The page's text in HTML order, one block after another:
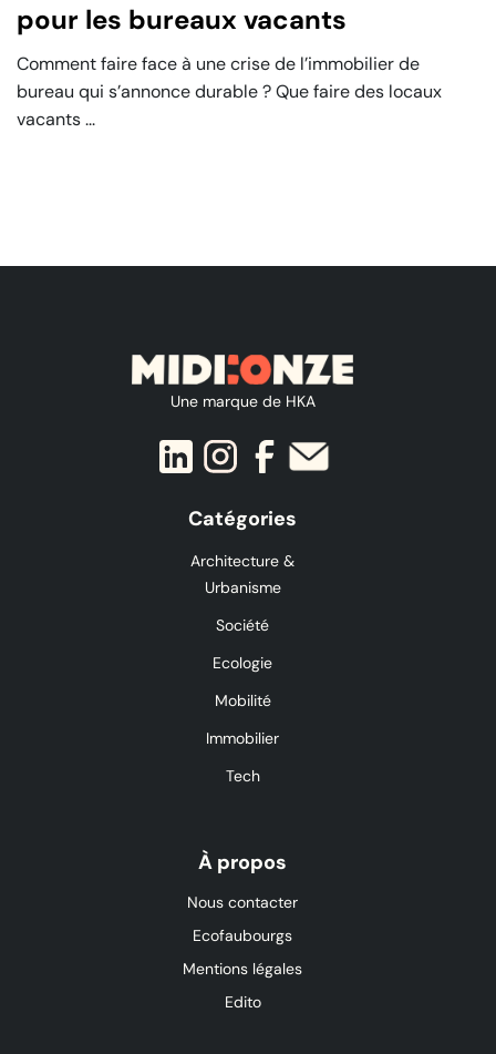
pour les bureaux vacants
Comment faire face à une crise de l’immobilier de
bureau qui s’annonce durable ? Que faire des locaux
vacants ...
Une marque de HKA
Catégories
Architecture &
Urbanisme
Société
Ecologie
Mobilité
Immobilier
Tech
À propos
Nous contacter
Ecofaubourgs
Mentions légales
Edito